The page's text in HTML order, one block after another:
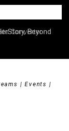
Converter
Beyond
| Events |